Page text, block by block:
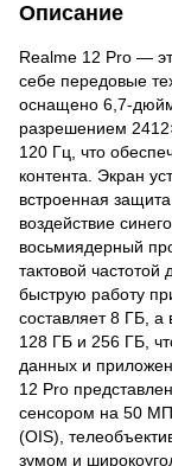
Описание
Realme 12 Pro —
себе передовые
оснащено 6,7-
разрешением
120 Гц, что
контента. Экран
встроенная
воздействие
восьмиядерный
тактовой
быструю работу
составляет 8 ГБ, а
128 ГБ и 256 ГБ,
данных и
12 Pro
сенсором на 50 МП
(OIS),
зумом и